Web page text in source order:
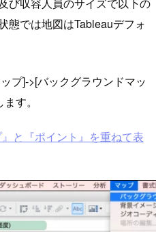
態では地図はTableauデフォ
プ]->[バックグラウンドマッ
す。
と『ポイント』を重ねて表